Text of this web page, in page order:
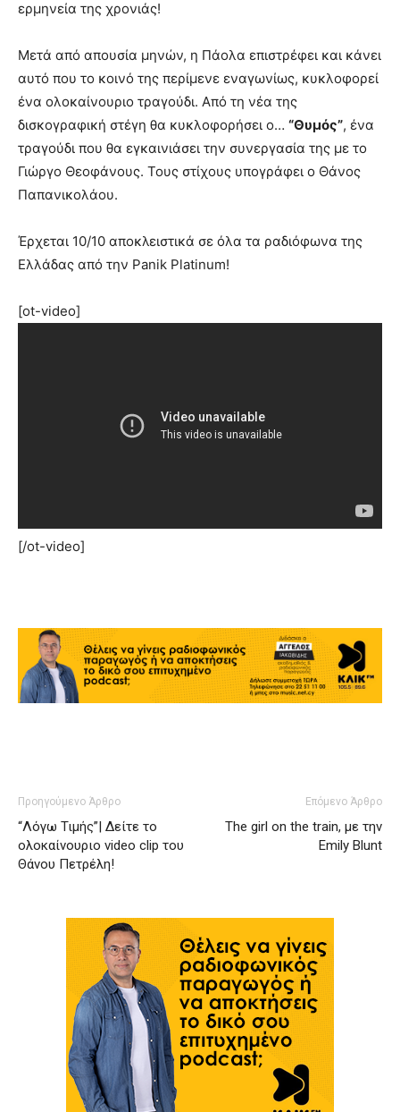
ερμηνεία της χρονιάς!
Μετά από απουσία μηνών, η Πάολα επιστρέφει και κάνει
αυτό που το κοινό της περίμενε εναγωνίως, κυκλοφορεί
ένα ολοκαίνουριο τραγούδι. Από τη νέα της
δισκογραφική στέγη θα κυκλοφορήσει ο… “Θυμός”, ένα
τραγούδι που θα εγκαινιάσει την συνεργασία της με το
Γιώργο Θεοφάνους. Τους στίχους υπογράφει ο Θάνος
Παπανικολάου.
Έρχεται 10/10 αποκλειστικά σε όλα τα ραδιόφωνα της
Ελλάδας από την Panik Platinum!
[ot-video]
[/ot-video]
Προηγούμενο Άρθρο
“Λόγω Τιμής”| Δείτε το
ολοκαίνουριο video clip του
Θάνου Πετρέλη!
Επόμενο Άρθρο
The girl on the train, με την
Emily Blunt